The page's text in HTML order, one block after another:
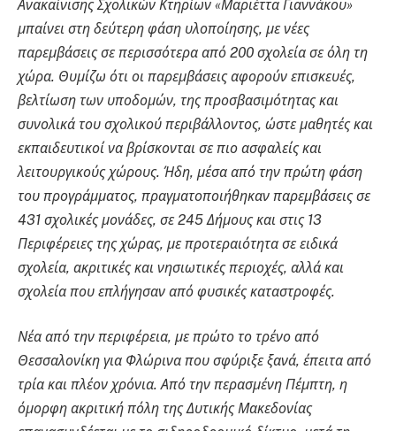
Ανακαίνισης Σχολικών Κτηρίων «Μαριέττα Γιαννάκου»
μπαίνει στη δεύτερη φάση υλοποίησης, με νέες
παρεμβάσεις σε περισσότερα από 200 σχολεία σε όλη τη
χώρα. Θυμίζω ότι οι παρεμβάσεις αφορούν επισκευές,
βελτίωση των υποδομών, της προσβασιμότητας και
συνολικά του σχολικού περιβάλλοντος, ώστε μαθητές και
εκπαιδευτικοί να βρίσκονται σε πιο ασφαλείς και
λειτουργικούς χώρους. Ήδη, μέσα από την πρώτη φάση
του προγράμματος, πραγματοποιήθηκαν παρεμβάσεις σε
431 σχολικές μονάδες, σε 245 Δήμους και στις 13
Περιφέρειες της χώρας, με προτεραιότητα σε ειδικά
σχολεία, ακριτικές και νησιωτικές περιοχές, αλλά και
σχολεία που επλήγησαν από φυσικές καταστροφές.
Νέα από την περιφέρεια, με πρώτο το τρένο από
Θεσσαλονίκη για Φλώρινα που σφύριξε ξανά, έπειτα από
τρία και πλέον χρόνια. Από την περασμένη Πέμπτη, η
όμορφη ακριτική πόλη της Δυτικής Μακεδονίας